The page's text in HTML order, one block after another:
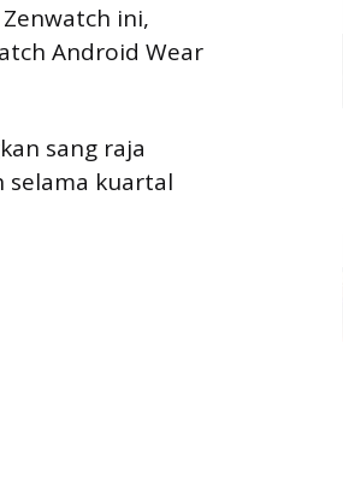
ini,
Android Wear
sang raja
selama kuartal